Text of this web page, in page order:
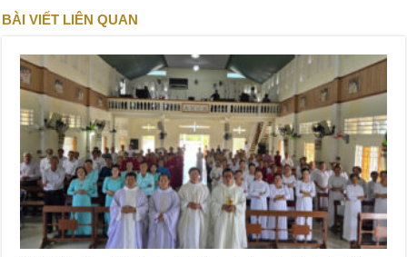
BÀI VIẾT LIÊN QUAN